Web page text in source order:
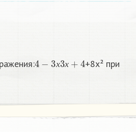
х
4 х
х
3
+8х² при